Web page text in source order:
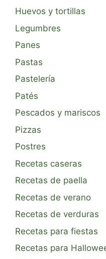
Huevos y tortillas
Legumbres
Panes
Pastas
Pastelería
Patés
Pescados y mariscos
Pizzas
Postres
Recetas caseras
Recetas de paella
Recetas de verano
Recetas de verduras
Recetas para fiestas
Recetas para